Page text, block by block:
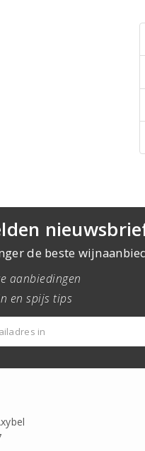
de beste
aanbiedingen
en spijs tips